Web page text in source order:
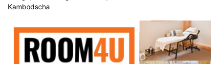
Kambodscha